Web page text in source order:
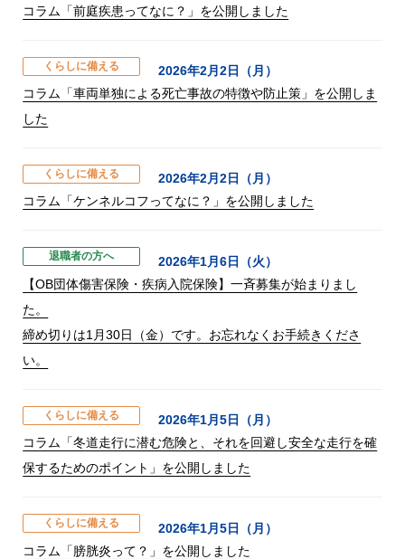
コラム「前庭疾患ってなに？」を公開しました
くらしに備える
2026年2月2日（月）
コラム「車両単独による死亡事故の特徴や防止策」を公開しま
した
くらしに備える
2026年2月2日（月）
コラム「ケンネルコフってなに？」を公開しました
退職者の方へ
2026年1月6日（火）
【OB団体傷害保険・疾病入院保険】一斉募集が始まりまし
た。
締め切りは1月30日（金）です。お忘れなくお手続きくださ
い。
くらしに備える
2026年1月5日（月）
コラム「冬道走行に潜む危険と、それを回避し安全な走行を確
保するためのポイント」を公開しました
くらしに備える
2026年1月5日（月）
コラム「膀胱炎って？」を公開しました